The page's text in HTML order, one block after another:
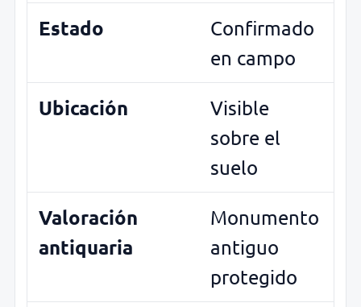
Estado
Confirmado
en campo
Ubicación
Visible
sobre el
suelo
Valoración
antiquaria
Monumento
antiguo
protegido